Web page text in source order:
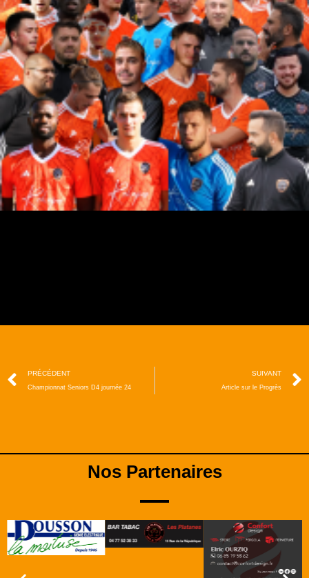
PRÉCÉDENT
Championnat Seniors D4 journée 24
SUIVANT
Article sur le Progrès
Nos Partenaires